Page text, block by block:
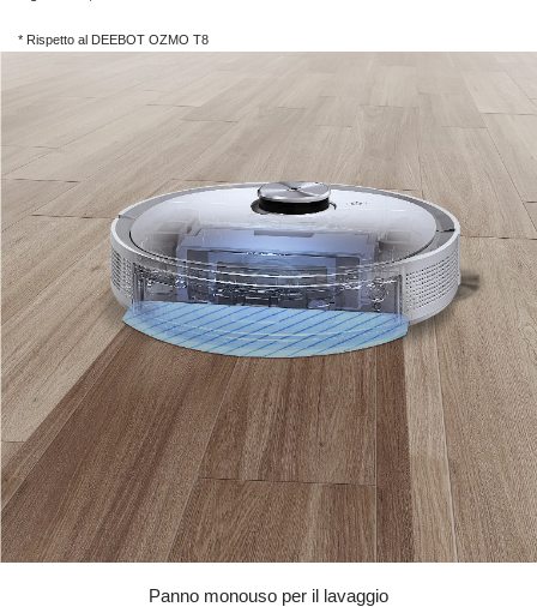
* Rispetto al DEEBOT OZMO T8
Panno monouso per il lavaggio